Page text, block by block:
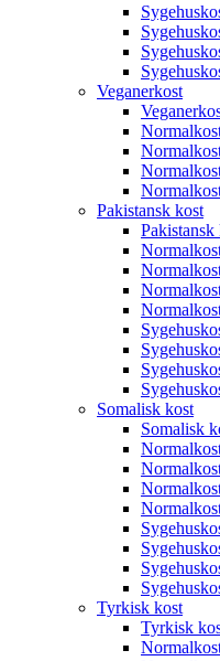
Veganerkost
Pakistansk kost
Pakistansk
Somalisk kost
Somalisk
Tyrkisk kost
Tyrkisk